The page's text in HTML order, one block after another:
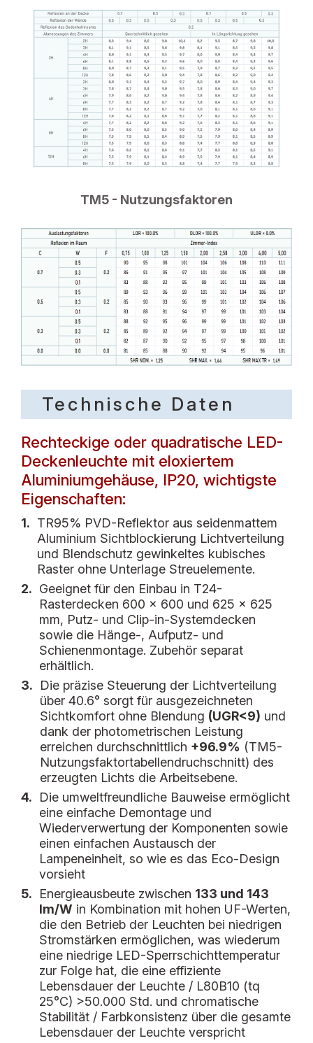
TM5 - Nutzungsfaktoren
Technische Daten
Rechteckige oder quadratische LED-
Deckenleuchte mit eloxiertem
Aluminiumgehäuse, IP20, wichtigste
Eigenschaften:
1. TR95% PVD-Reflektor aus seidenmattem
Aluminium Sichtblockierung Lichtverteilung
und Blendschutz gewinkeltes kubisches
Raster ohne Unterlage Streuelemente.
2. Geeignet für den Einbau in T24-
Rasterdecken 600 x 600 und 625 x 625
mm, Putz- und Clip-in-Systemdecken
sowie die Hänge-, Aufputz- und
Schienenmontage. Zubehör separat
erhältlich.
3.
Die präzise Steuerung der Lichtverteilung
über 40.6° sorgt für ausgezeichneten
Sichtkomfort ohne Blendung (UGR<9) und
dank der photometrischen Leistung
erreichen durchschnittlich +96.9% (TM5-
Nutzungsfaktortabellendruchschnitt) des
erzeugten Lichts die Arbeitsebene.
4.
Die umweltfreundliche Bauweise ermöglicht
eine einfache Demontage und
Wiederverwertung der Komponenten sowie
einen einfachen Austausch der
Lampeneinheit, so wie es das Eco-Design
vorsieht
5.
Energieausbeute zwischen 133 und 143
lm/W in Kombination mit hohen UF-Werten,
die den Betrieb der Leuchten bei niedrigen
Stromstärken ermöglichen, was wiederum
eine niedrige LED-Sperrschichttemperatur
zur Folge hat, die eine effiziente
Lebensdauer der Leuchte / L80B10 (tq
25°C) >50.000 Std. und chromatische
Stabilität / Farbkonsistenz über die gesamte
Lebensdauer der Leuchte verspricht